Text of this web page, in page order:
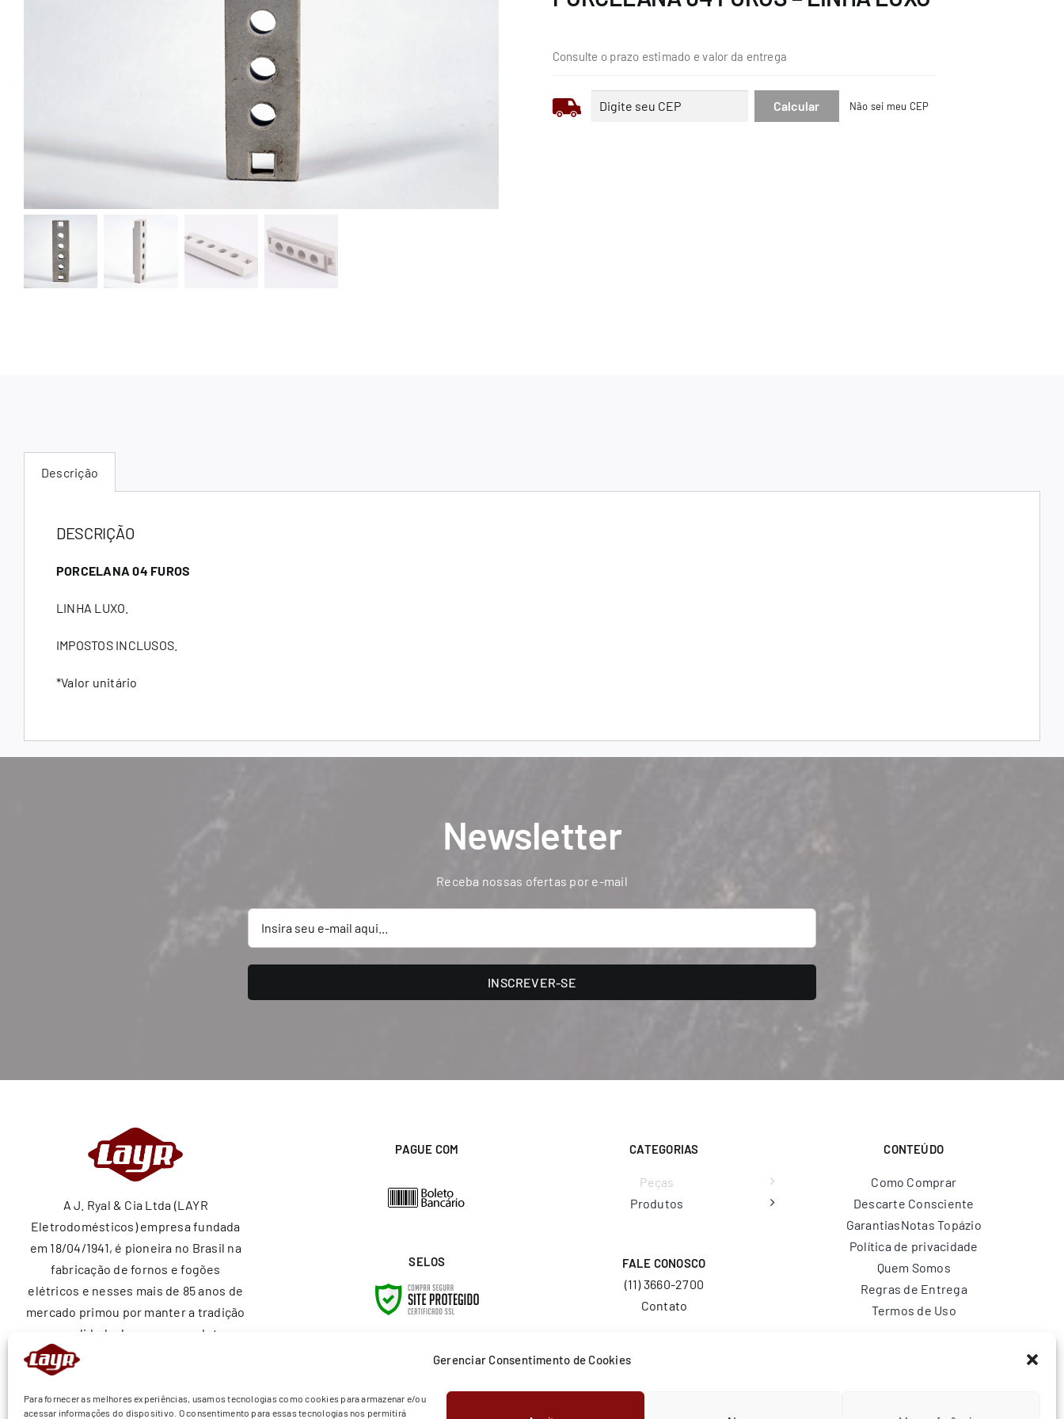
Gerenciar Consentimento de Cookies
Para fornecer as melhores experiências, usamos tecnologias como cookies para armazenar e/ou
acessar informações do dispositivo. O consentimento para essas tecnologias nos permitirá
Consulte o prazo estimado e valor da entrega
Não sei meu CEP
Descrição
DESCRIÇÃO
PORCELANA 04 FUROS
LINHA LUXO.
IMPOSTOS INCLUSOS.
*Valor unitário
Newsletter
Receba nossas ofertas por e-mail
INSCREVER-SE
A J. Ryal & Cia Ltda (LAYR
Eletrodomésticos) empresa fundada
em 18/04/1941, é pioneira no Brasil na
fabricação de fornos e fogões
elétricos e nesses mais de 85 anos de
mercado primou por manter a tradição
e a qualidade de nossos produtos
ajudando a construir sonhos nos lares
PAGUE COM
SELOS
CATEGORIAS
Peças
Produtos
FALE CONOSCO
(11) 3660-2700
Contato
vendas@layr.com.br
CONTEÚDO
Como Comprar
Descarte Consciente
GarantiasNotas Topázio
Política de privacidade
Quem Somos
Regras de Entrega
Termos de Uso